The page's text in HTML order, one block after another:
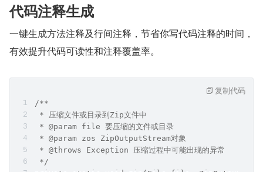
代码注释生成
一键生成方法注释及行间注释，节省你写代码注释的时间，
有效提升代码可读性和注释覆盖率。
/**
* 压缩文件或目录到Zip文件中
* @param file 要压缩的文件或目录
* @param zos ZipOutputStream对象
* @throws Exception 压缩过程中可能出现的异常
*/
复制代码